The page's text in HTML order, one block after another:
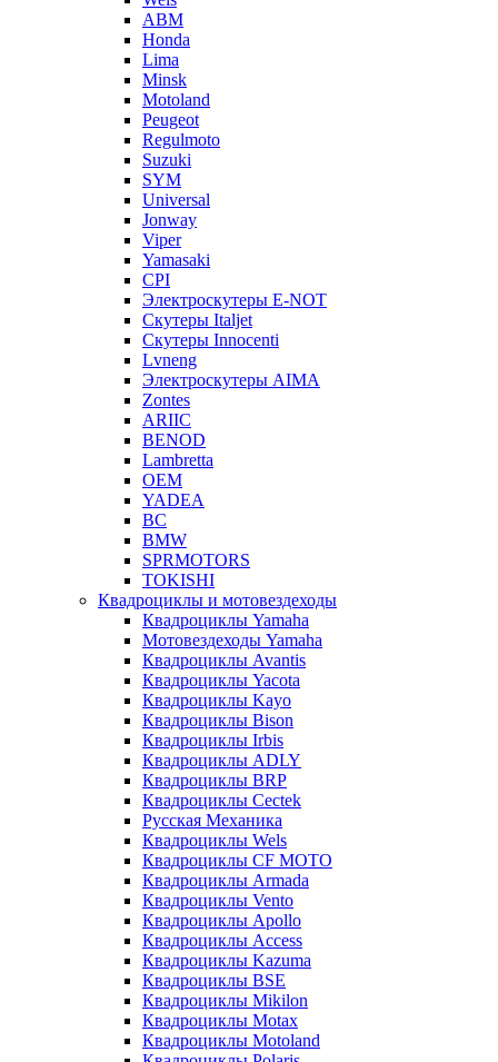
ABM
Honda
Lima
Minsk
Motoland
Peugeot
Regulmoto
Suzuki
SYM
Universal
Jonway
Viper
Yamasaki
CPI
Электроскутеры E-NOT
Скутеры Italjet
Скутеры Innocenti
Lvneng
Электроскутеры AIMA
Zontes
ARIIC
BENOD
Lambretta
OEM
YADEA
BC
BMW
SPRMOTORS
TOKISHI
Квадроциклы и мотовездеходы
Квадроциклы Yamaha
Мотовездеходы Yamaha
Квадроциклы Avantis
Квадроциклы Yacota
Квадроциклы Kayo
Квадроциклы Bison
Квадроциклы Irbis
Квадроциклы ADLY
Квадроциклы BRP
Квадроциклы Cectek
Русская Механика
Квадроциклы Wels
Квадроциклы CF MOTO
Квадроциклы Armada
Квадроциклы Vento
Квадроциклы Apollo
Квадроциклы Access
Квадроциклы Kazuma
Квадроциклы BSE
Квадроциклы Mikilon
Квадроциклы Motax
Квадроциклы Motoland